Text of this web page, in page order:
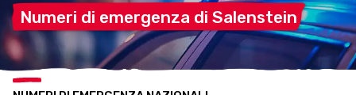
Numeri di emergenza di Salenstein